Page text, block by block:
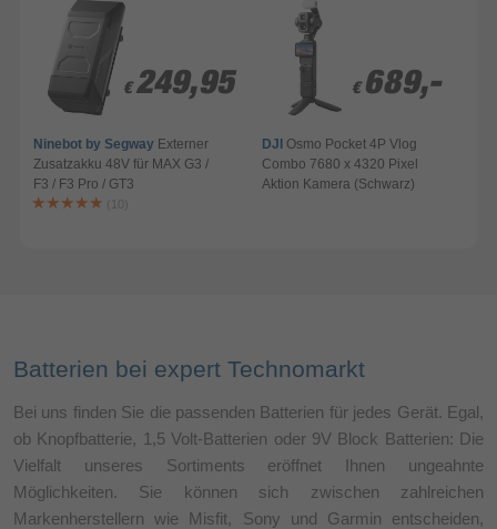
€ 249,95
€ 249,95
Ninebot by Segway Externer
Zusatzakku 48V für MAX G3 /
F3 / F3 Pro / GT3
(10)
€ 689,-
€ 689,-
DJI Osmo Pocket 4P Vlog
Combo 7680 x 4320 Pixel
Aktion Kamera (Schwarz)
Batterien bei expert Technomarkt
Bei uns finden Sie die passenden Batterien für jedes Gerät. Egal,
ob Knopfbatterie, 1,5 Volt-Batterien oder 9V Block Batterien: Die
Vielfalt unseres Sortiments eröffnet Ihnen ungeahnte
Möglichkeiten. Sie können sich zwischen zahlreichen
Markenherstellern wie Misfit, Sony und Garmin entscheiden,